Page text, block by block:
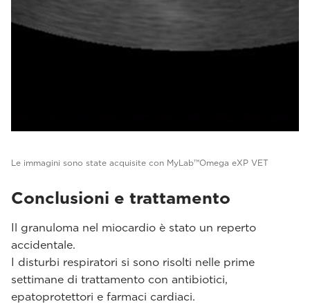
Le immagini sono state acquisite con MyLab™Omega eXP VET
Conclusioni e trattamento
Il granuloma nel miocardio è stato un reperto
accidentale.
I disturbi respiratori si sono risolti nelle prime
settimane di trattamento con antibiotici,
epatoprotettori e farmaci cardiaci.